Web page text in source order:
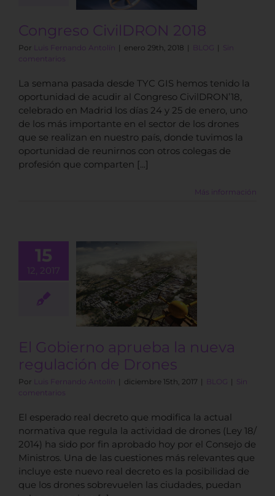
Congreso CivilDRON 2018
Por Luis Fernando Antolín | enero 29th, 2018 | BLOG | Sin
comentarios
La semana pasada desde TYC GIS hemos tenido la
oportunidad de acudir al Congreso CivilDRON’18,
celebrado en Madrid los días 24 y 25 de enero, uno
de los más importante en el sector de los drones
que se realizan en nuestro país, donde tuvimos la
oportunidad de reunirnos con otros colegas de
profesión que comparten [...]
Más información
15
12, 2017
la nueva
de
El Gobierno aprueba la nueva
regulación de Drones
Por Luis Fernando Antolín | diciembre 15th, 2017 | BLOG | Sin
comentarios
El esperado real decreto que modifica la actual
normativa que regula la actividad de drones (Ley 18/
2014) ha sido por fin aprobado hoy por el Consejo de
Ministros. Una de las cuestiones más relevantes que
incluye este nuevo real decreto es la posibilidad de
que los drones sobrevuelen las ciudades, puedan